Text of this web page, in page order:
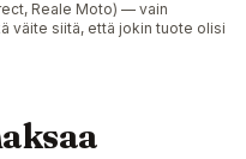
Reale Moto) — vain
väite siitä, että jokin tuote olisi